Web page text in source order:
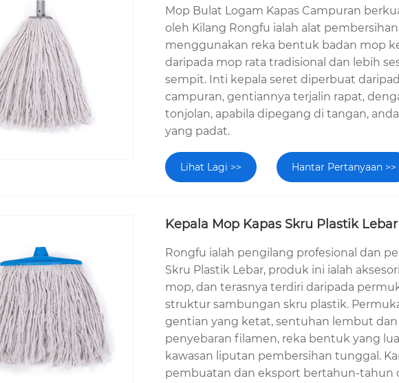
Mop Bulat Logam Kapas Campuran
oleh Kilang Rongfu ialah alat
menggunakan reka bentuk badan mop
daripada mop rata tradisional dan lebih
sempit. Inti kepala seret diperbuat
campuran, gentiannya terjalin rapat,
tonjolan, apabila dipegang di tangan,
yang padat.
Lihat Lagi >> Hantar Pertanyaan >>
Kepala Mop Kapas Skru Plastik Lebar
Rongfu ialah pengilang profesional dan
Skru Plastik Lebar, produk ini ialah
mop, dan terasnya terdiri daripada
struktur sambungan skru plastik.
gentian yang ketat, sentuhan lembut
penyebaran filamen, reka bentuk yang
kawasan liputan pembersihan tunggal.
pembuatan dan eksport bertahun-tahun